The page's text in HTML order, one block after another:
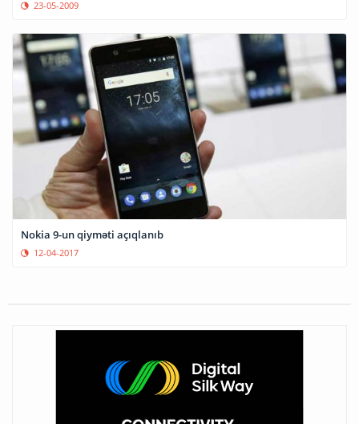
23-05-2009
Nokia 9-un qiyməti açıqlanıb
12-04-2017